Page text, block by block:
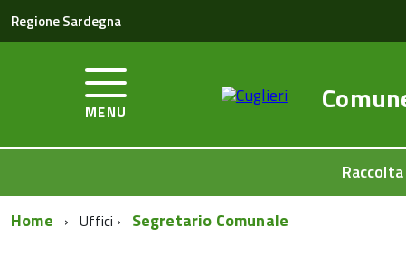
Regione Sardegna
MENU
Home
Uffici Segretario Comunale